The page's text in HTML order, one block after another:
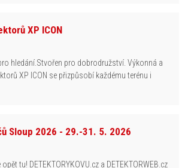
XP ICON
hledání.Stvořen pro dobrodružství. Výkonná a
XP ICON se přizpůsobí každému terénu i
Sloup 2026 - 29.-31. 5. 2026
tu! DETEKTORYKOVU.cz a DETEKTORWEB.cz